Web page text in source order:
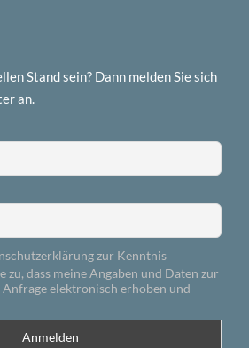
Stand sein? Dann melden Sie sich
an.
zur Kenntnis
zu, dass meine Angaben und Daten zur
elektronisch erhoben und